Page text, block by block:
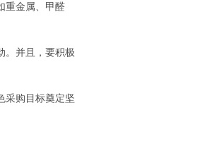
重金属、甲醛
。并且，要积极
采购目标奠定坚